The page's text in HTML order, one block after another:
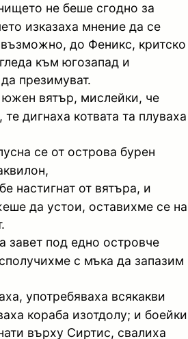
не беше сгодно за
изказаха мнение да се
до Феникс, критско
към югозапад и
презимуват.
южен вятър, мислейки, че
дигнаха котвата та плуваха
се от острова бурен
настигнат от вятъра, и
да устои, оставихме се на
завет под едно островче
с мъка да запазим
употребяваха всякакви
кораба изотдолу; и боейки
върху Сиртис, свалиха